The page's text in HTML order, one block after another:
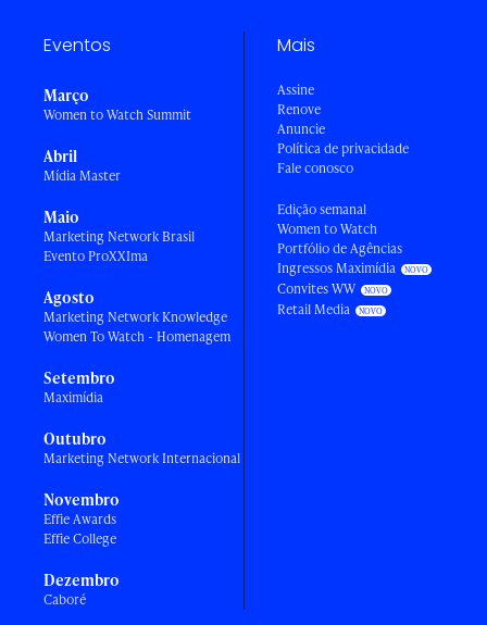
Eventos
Março
Women to Watch Summit
Abril
Mídia Master
Maio
Marketing Network Brasil
Evento ProXXIma
Agosto
Marketing Network Knowledge
Women To Watch - Homenagem
Setembro
Maximídia
Outubro
Marketing Network Internacional
Novembro
Effie Awards
Effie College
Dezembro
Caboré
Mais
Assine
Renove
Anuncie
Política de privacidade
Fale conosco
Edição semanal
Women to Watch
Portfólio de Agências
Ingressos Maximídia
Convites WW
Retail Media